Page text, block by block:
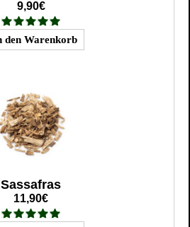
9,90€
Sassafras
11,90€